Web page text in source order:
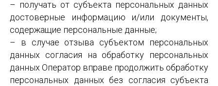
– получать от субъекта персональных данных
достоверные информацию и/или документы,
содержащие персональные данные;
– в случае отзыва субъектом персональных
данных согласия на обработку персональных
данных Оператор вправе продолжить обработку
персональных данных без согласия субъекта